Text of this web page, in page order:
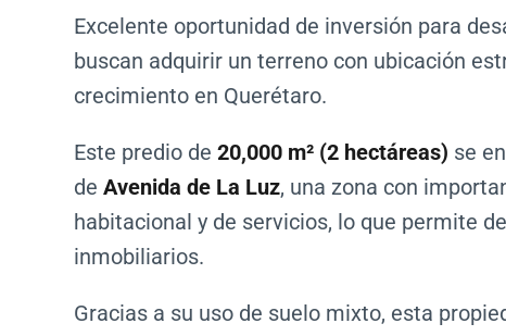
Excelente oportunidad de inversión para
buscan adquirir un terreno con ubicación
crecimiento en Querétaro.
Este predio de 20,000 m² (2 hectáreas) se
de Avenida de La Luz, una zona con
habitacional y de servicios, lo que permite
inmobiliarios.
Gracias a su uso de suelo mixto, esta